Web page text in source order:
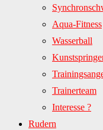
Aqua-Fitness
Wasserball
Trainerteam
Interesse ?
Rudern